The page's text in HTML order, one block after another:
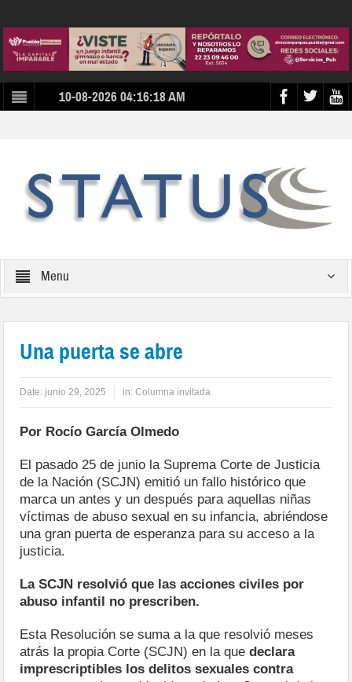
10-08-2026 04:16:18 AM
Menu
Una puerta se abre
Date: junio 29, 2025 in:Columna invitada
Por Rocío García Olmedo
El pasado 25 de junio la Suprema Corte de Justicia
de la Nación (SCJN) emitió un fallo histórico que
marca un antes y un después para aquellas niñas
víctimas de abuso sexual en su infancia, abriéndose
una gran puerta de esperanza para su acceso a la
justicia.
La SCJN resolvió que las acciones civiles por
abuso infantil no prescriben.
Esta Resolución se suma a la que resolvió meses
atrás la propia Corte (SCJN) en la quedeclara
imprescriptibles los delitos sexuales contra